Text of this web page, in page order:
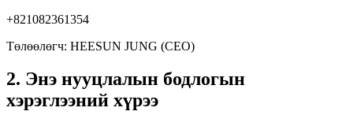
+821082361354
Төлөөлөгч: HEESUN JUNG (CEO)
2. Энэ нууцлалын бодлогын
хэрэглээний хүрээ